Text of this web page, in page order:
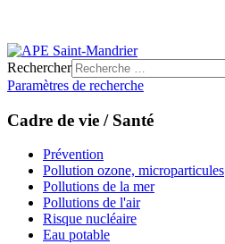
Rechercher
Paramètres de recherche
Cadre de vie / Santé
Prévention
Pollution ozone, microparticules
Pollutions de la mer
Pollutions de l'air
Risque nucléaire
Eau potable